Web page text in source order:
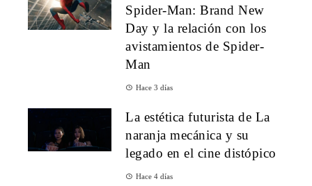
Spider-Man: Brand New
Day y la relación con los
avistamientos de Spider-
Man
Hace 3 días
La estética futurista de La
naranja mecánica y su
legado en el cine distópico
Hace 4 días